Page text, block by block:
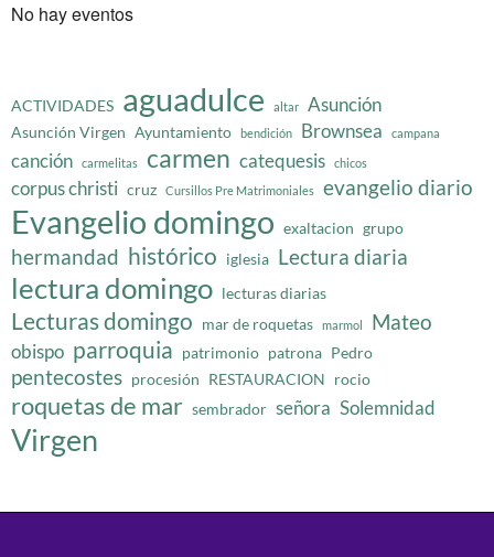
No hay eventos
ACTIVIDADES aguadulce altar Asunción
Asunción Virgen Ayuntamiento bendición Brownsea campana
canción carmelitas carmen catequesis chicos
corpus christi cruz Cursillos Pre Matrimoniales evangelio diario
Evangelio domingo exaltacion grupo
hermandad histórico iglesia Lectura diaria
lectura domingo lecturas diarias
Lecturas domingo mar de roquetas marmol Mateo
obispo parroquia patrimonio patrona Pedro
pentecostes procesión RESTAURACION rocio
roquetas de mar sembrador señora Solemnidad
Virgen